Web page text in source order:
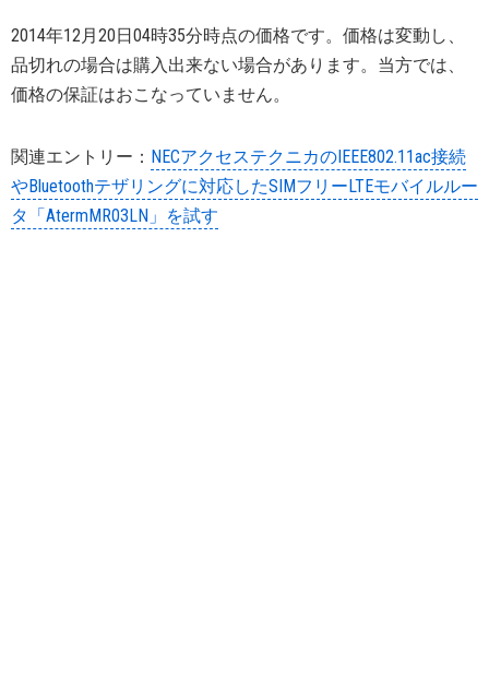
2014年12月20日04時35分時点の価格です。価格は変動し、
品切れの場合は購入出来ない場合があります。当方では、
価格の保証はおこなっていません。
関連エントリー： NECアクセステクニカのIEEE802.11ac接続
やBluetoothテザリングに対応したSIMフリーLTEモバイルルー
タ「AtermMR03LN」を試す